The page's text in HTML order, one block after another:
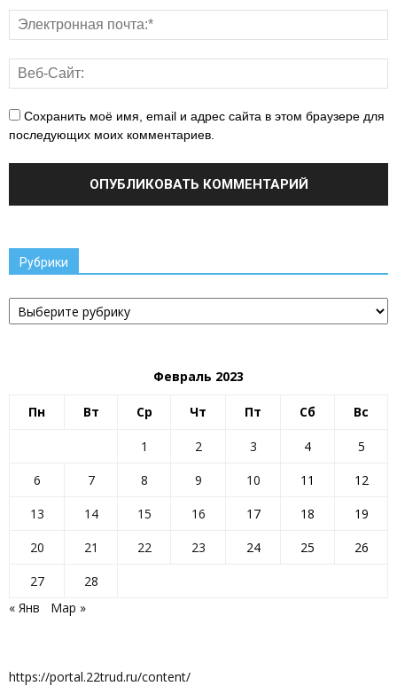
Сохранить моё имя, email и адрес сайта в этом браузере для
последующих моих комментариев.
Рубрики
Рубрики
Февраль 2023
Пн Вт Ср Чт Пт Сб Вс
1 2 3 4
5
6
7 8 9 10 11
12
13
14 15 16 17 18
19
20
21 22 23 24 25
26
27
28
« Янв
Мар »
https://portal.22trud.ru/content/